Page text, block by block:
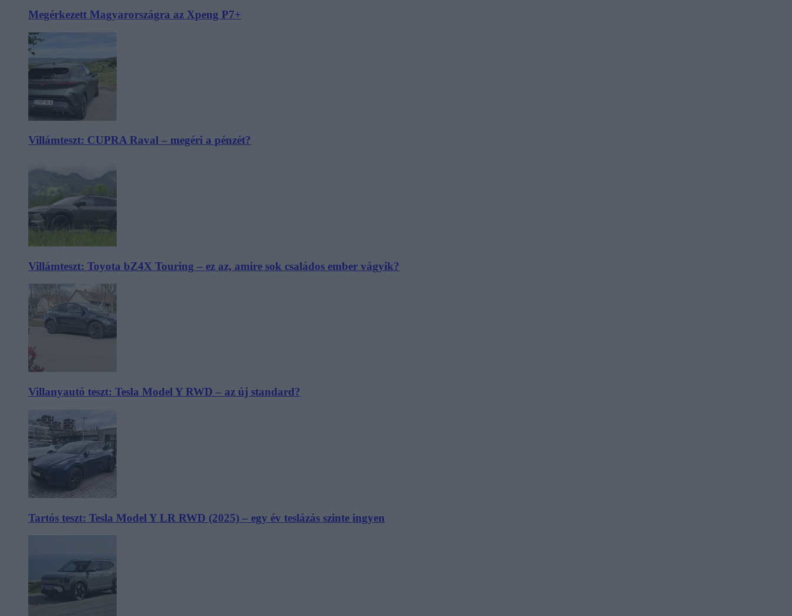
Megérkezett Magyarországra az Xpeng P7+
Villámteszt: CUPRA Raval – megéri a pénzét?
Villámteszt: Toyota bZ4X Touring – ez az, amire sok családos ember vágyik?
Villanyautó teszt: Tesla Model Y RWD – az új standard?
Tartós teszt: Tesla Model Y LR RWD (2025) – egy év teslázás szinte ingyen